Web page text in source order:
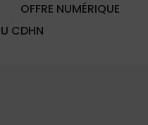
OFFRE NUMÉRIQUE
CDHN